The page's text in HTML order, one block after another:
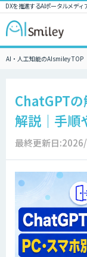
DXを推進するAIポータルメデ
AI・人工知能のAIsmiley TOP
ChatGPT
解説｜手順
最終更新日